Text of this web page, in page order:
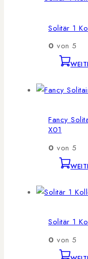
Solitär 1
0 von 5
Fancy
X01
0 von 5
Solitär 1
0 von 5